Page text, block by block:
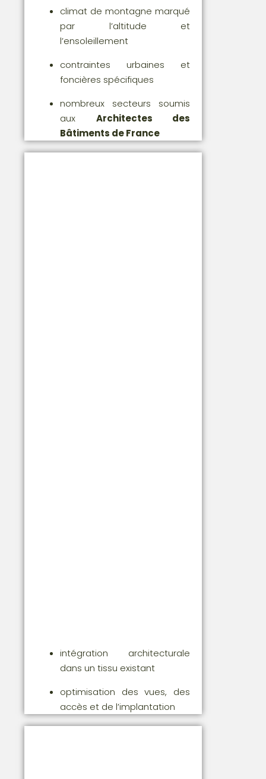
climat de montagne marqué
par l’altitude et
l’ensoleillement
contraintes urbaines et
foncières spécifiques
nombreux secteurs soumis
aux Architectes des
Bâtiments de France
intégration architecturale
dans un tissu existant
optimisation des vues, des
accès et de l’implantation